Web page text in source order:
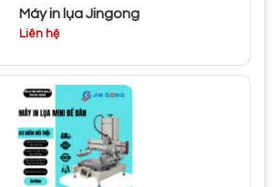
Máy in lụa Jingong
Liên hệ